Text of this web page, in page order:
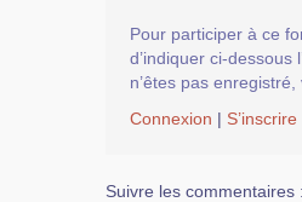
Pour participer à ce
d’indiquer ci-dessous
n’êtes pas
Connexion | S’inscrire
Suivre les commentaires :